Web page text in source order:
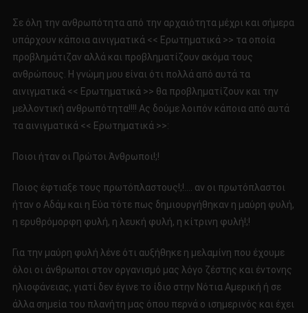
ΕΡΩΤΗΜΑΤΙΚΑ
>>
ΤΟΥ
ΚΟΣΜΟΥ!!!!!
Σε όλη την ανθρωπότητα από την αρχαιότητα μέχρι και σήμερα
υπάρχουν κάποια αινιγματικά << Ερωτηματικά >> τα οποία
προβλημάτιζαν αλλά και προβληματίζουν ακόμα τους
ανθρώπους. Η γνώμη μου είναι ότι πολλά από αυτά τα
αινιγματικά << Ερωτηματικά >> θα προβληματίζουν και την
μελλοντική ανθρωπότητα!!!! Ας δούμε λοιπόν κάποια από αυτά
τα αινιγματικά << Ερωτηματικά >>:
Ποιοι ήταν οι Πρώτοι Άνθρωποι!;!
Ποιος έφτιαξε τους πρωτόπλαστους!;!…. αν οι πρωτόπλαστοι
ήταν ο Αδάμ και η Εύα τότε πως δημιουργήθηκαν η μαύρη φυλή,
η ερυθρόμορφη φυλή, η λευκή φυλή, η κίτρινη φυλή!;!
Για την μαύρη φυλή λένε ότι αυξήθηκε η μελαμίνη που έχουμε
όλοι οι άνθρωποι στον οργανισμό μας λόγο ζέστης και έντονης
ηλιοφάνειας, γιατί δεν έγινε το ίδιο στην Νότια Αμερική ή σε
άλλα σημεία του πλανήτη μας όπου περνά ο ισημερινός και έχει